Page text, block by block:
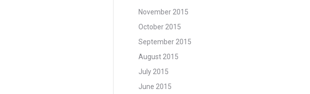
November 2015
October 2015
September 2015
August 2015
July 2015
June 2015